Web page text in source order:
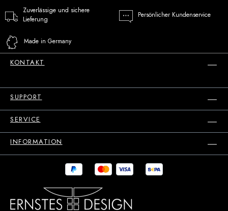
Zuverlässige und sichere
Lieferung
Persönlicher Kundenservice
Made in Germany
KONTAKT
SUPPORT
SERVICE
INFORMATION